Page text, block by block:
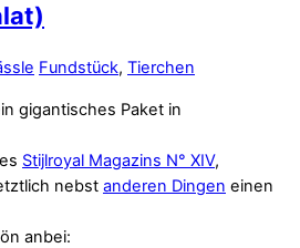
Fundstück, Tierchen
gigantisches Paket in
Stijlroyal Magazins N° XIV,
nebst anderen Dingen einen
anbei: